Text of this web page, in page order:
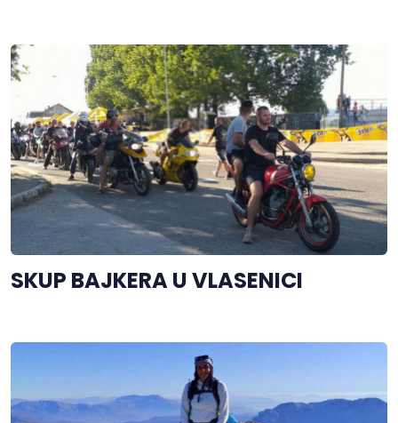
SKUP BAJKERA U VLASENICI